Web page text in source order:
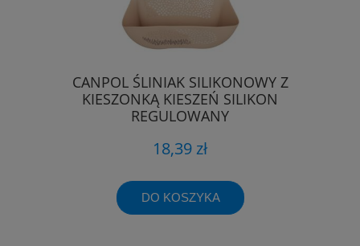
CANPOL ŚLINIAK SILIKONOWY Z
KIESZONKĄ KIESZEŃ SILIKON
REGULOWANY
18,39 zł
DO KOSZYKA